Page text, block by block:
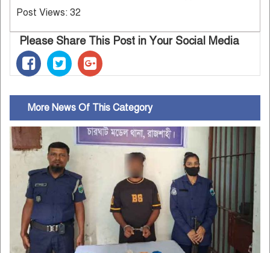
Post Views: 32
Please Share This Post in Your Social Media
More News Of This Category